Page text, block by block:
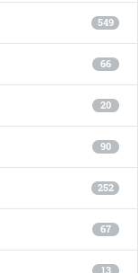
549
66
20
90
252
67